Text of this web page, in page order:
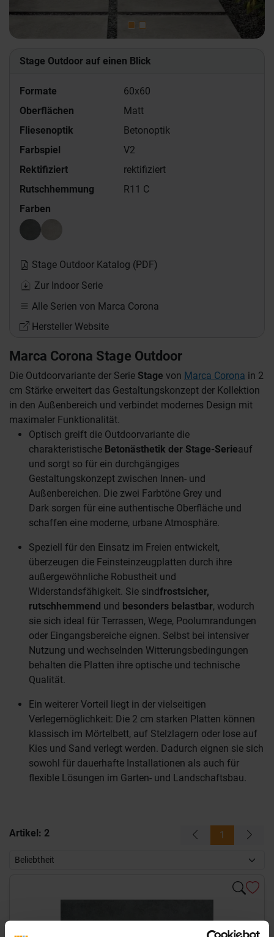
Stage Outdoor auf einen Blick
Formate
60x60
Oberflächen
Matt
Fliesenoptik
Betonoptik
Farbspiel
V2
Rektifiziert
rektifiziert
Rutschhemmung
R11 C
Farben
Stage Outdoor Katalog (PDF)
Zur Indoor Serie
Alle Serien von Marca Corona
Hersteller Website
Marca Corona Stage Outdoor
Die Outdoorvariante der Serie Stage von Marca Corona in 2
cm Stärke erweitert das Gestaltungskonzept der Kollektion
in den Außenbereich und verbindet modernes Design mit
maximaler Funktionalität.
Optisch greift die Outdoorvariante die
charakteristische Betonästhetik der Stage-Serieauf
und sorgt so für ein durchgängiges
Gestaltungskonzept zwischen Innen- und
Außenbereichen. Die zwei Farbtöne Grey und
Dark sorgen für eine authentische Oberfläche und
schaffen eine moderne, urbane Atmosphäre.
Speziell für den Einsatz im Freien entwickelt,
überzeugen die Feinsteinzeugplatten durch ihre
außergewöhnliche Robustheit und
Widerstandsfähigkeit. Sie sindfrostsicher,
rutschhemmend und besonders belastbar, wodurch
sie sich ideal für Terrassen, Wege, Poolumrandungen
oder Eingangsbereiche eignen. Selbst bei intensiver
Nutzung und wechselnden Witterungsbedingungen
behalten die Platten ihre optische und technische
Qualität.
Ein weiterer Vorteil liegt in der vielseitigen
Verlegemöglichkeit: Die 2 cm starken Platten können
klassisch im Mörtelbett, auf Stelzlagern oder lose auf
Kies und Sand verlegt werden. Dadurch eignen sie sich
sowohl für dauerhafte Installationen als auch für
flexible Lösungen im Garten- und Landschaftsbau.
Artikel: 2 1